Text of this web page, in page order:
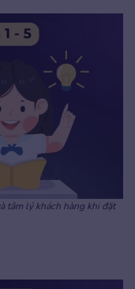
tâm lý khách hàng khi đặt